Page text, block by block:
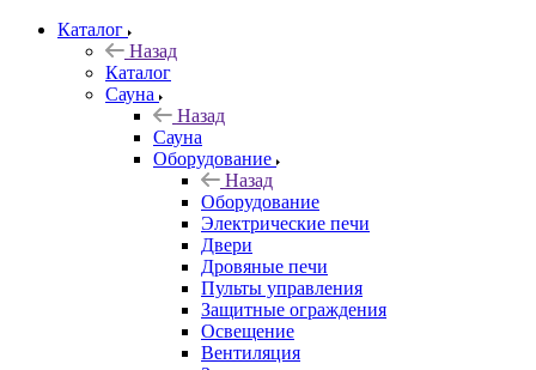
Каталог
Назад
Каталог
Сауна
Назад
Сауна
Оборудование
Назад
Оборудование
Электрические печи
Двери
Дровяные печи
Пульты управления
Защитные ограждения
Освещение
Вентиляция